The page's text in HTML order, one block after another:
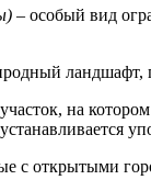
– особый вид
ландшафт,
на
с открытыми